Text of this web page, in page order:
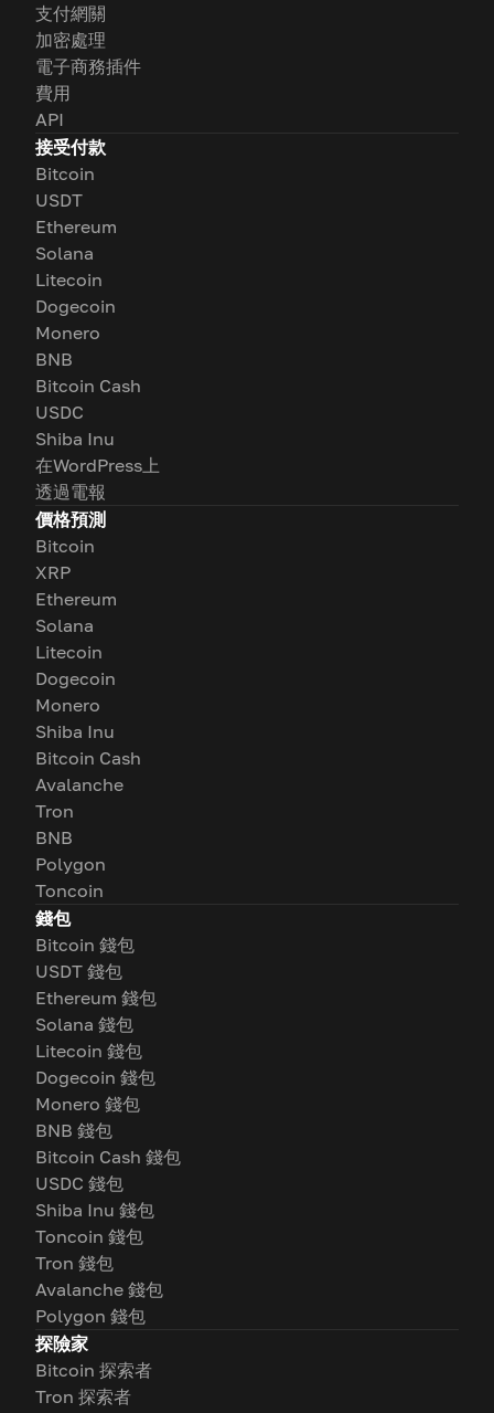
支付網關
加密處理
電子商務插件
費用
API
接受付款
Bitcoin
USDT
Ethereum
Solana
Litecoin
Dogecoin
Monero
BNB
Bitcoin Cash
USDC
Shiba Inu
在WordPress上
透過電報
價格預測
Bitcoin
XRP
Ethereum
Solana
Litecoin
Dogecoin
Monero
Shiba Inu
Bitcoin Cash
Avalanche
Tron
BNB
Polygon
Toncoin
錢包
Bitcoin 錢包
USDT 錢包
Ethereum 錢包
Solana 錢包
Litecoin 錢包
Dogecoin 錢包
Monero 錢包
BNB 錢包
Bitcoin Cash 錢包
USDC 錢包
Shiba Inu 錢包
Toncoin 錢包
Tron 錢包
Avalanche 錢包
Polygon 錢包
探險家
Bitcoin 探索者
Tron 探索者